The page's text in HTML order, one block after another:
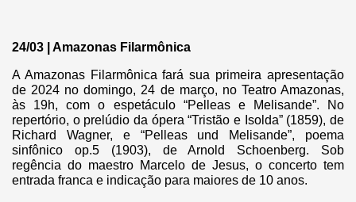
24/03 | Amazonas Filarmônica
A Amazonas Filarmônica fará sua primeira apresentação
de 2024 no domingo, 24 de março, no Teatro Amazonas,
às 19h, com o espetáculo “Pelleas e Melisande”. No
repertório, o prelúdio da ópera “Tristão e Isolda” (1859), de
Richard Wagner, e “Pelleas und Melisande”, poema
sinfônico op.5 (1903), de Arnold Schoenberg. Sob
regência do maestro Marcelo de Jesus, o concerto tem
entrada franca e indicação para maiores de 10 anos.